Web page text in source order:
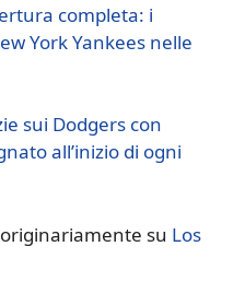
completa: i
York Yankees nelle
sui Dodgers con
all’inizio di ogni
su Los